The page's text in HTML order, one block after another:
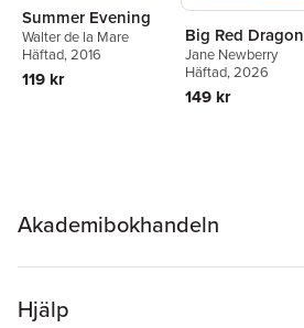
Summer Evening
Walter de la Mare
Häftad, 2016
119 kr
Big Red Dragon
Jane Newberry
Häftad, 2026
149 kr
Akademibokhandeln
Hjälp